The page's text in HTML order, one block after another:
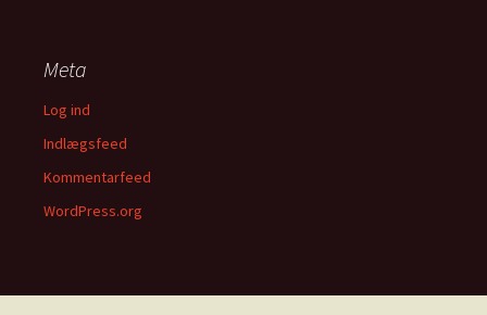
Meta
Log ind
Indlægsfeed
Kommentarfeed
WordPress.org